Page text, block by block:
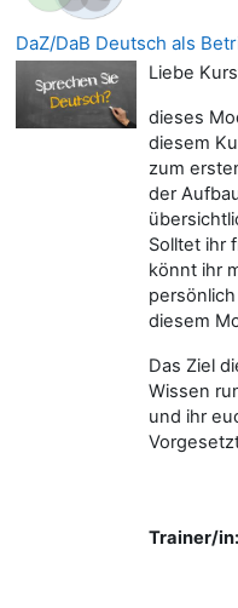
DaZ/DaB Deutsch als
Liebe
dieses
diesem
zum
der
Solltet ihr
könnt ihr
diesem
Das Ziel
Wissen
und ihr
Trainer/in: